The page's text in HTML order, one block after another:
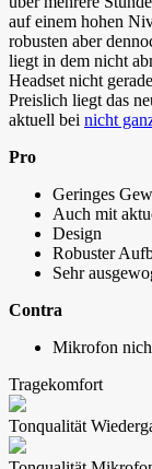
auf einem hohen
robusten aber
liegt in dem nicht
Headset nicht
Preislich liegt das
aktuell bei nicht
Pro
Geringes
Auch mit
Design
Robuster
Sehr
Contra
Mikrofon
Tragekomfort
Tonqualität